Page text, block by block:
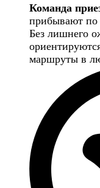
Команда
прибывают по
Без лишнего
маршруты в